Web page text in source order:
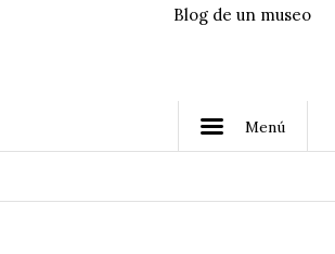
Blog de un museo
Menú